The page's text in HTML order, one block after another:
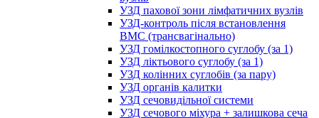
УЗД пахової зони лімфатичних вузлів
УЗД-контроль після встановлення
ВМС (трансвагінально)
УЗД гомілкостопного суглобу (за 1)
УЗД ліктьового суглобу (за 1)
УЗД колінних суглобів (за пару)
УЗД органів калитки
УЗД сечовидільної системи
УЗД сечового міхура + залишкова сеча